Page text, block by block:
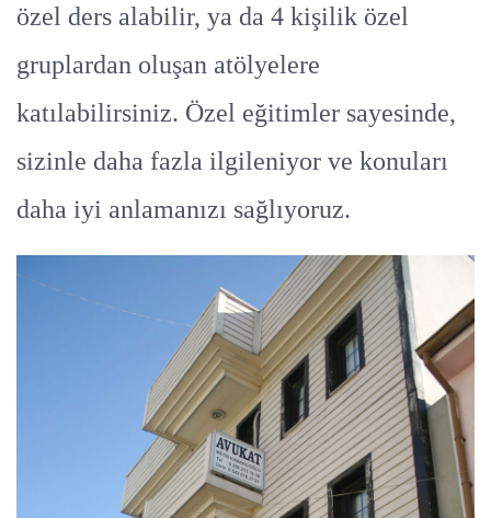
özel ders alabilir, ya da 4 kişilik özel
gruplardan oluşan atölyelere
katılabilirsiniz. Özel eğitimler sayesinde,
sizinle daha fazla ilgileniyor ve konuları
daha iyi anlamanızı sağlıyoruz.